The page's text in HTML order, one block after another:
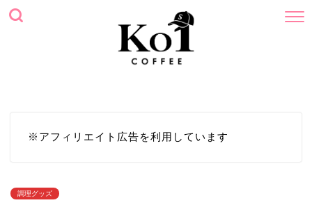
※アフィリエイト広告を利用しています
調理グッズ